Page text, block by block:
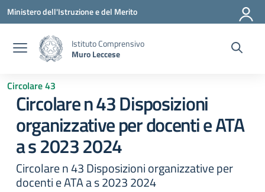
Vai ai contenuti
Vai al menu di navigazione
Vai al footer
Ministero dell'Istruzione e del Merito
Istituto Comprensivo
Muro Leccese
Circolare 43
Circolare n 43 Disposizioni
organizzative per docenti e ATA
a s 2023 2024
Circolare n 43 Disposizioni organizzative per
docenti e ATA a s 2023 2024